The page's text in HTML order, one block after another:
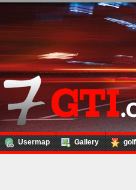
Usermap Gallery